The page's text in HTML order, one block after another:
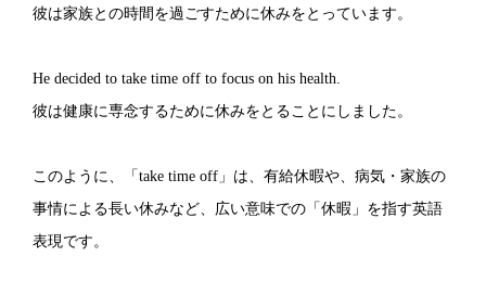
彼は家族との時間を過ごすために休みをとっています。
He decided to take time off to focus on his health.
彼は健康に専念するために休みをとることにしました。
このように、「take time off」は、有給休暇や、病気・家族の
事情による長い休みなど、広い意味での「休暇」を指す英語
表現です。